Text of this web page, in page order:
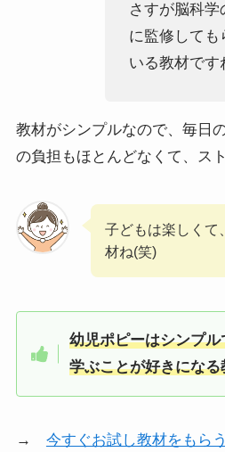
さすが脳科学
に監修しても
いる教材です
教材がシンプルなので、毎日
の負担もほとんどなくて、ス
子どもは楽しくて
材ね(笑)
幼児ポピーはシンプ
学ぶことが好きになる
→ 今すぐお試し教材をもらう